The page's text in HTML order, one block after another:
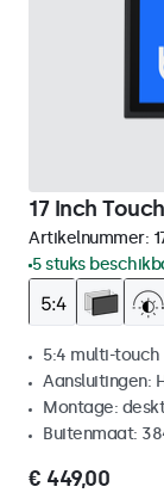
17 Inch
Artikelnummer:
5 stuks
5:4 multi-touch
Aansluitingen:
Montage:
Buitenmaat:
€ 449,00